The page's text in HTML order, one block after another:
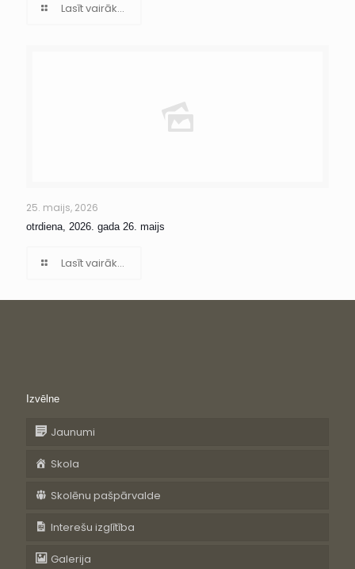
Lasīt vairāk...
25. maijs, 2026
otrdiena, 2026. gada 26. maijs
Lasīt vairāk...
Izvēlne
Jaunumi
Skola
Skolēnu pašpārvalde
Interešu izglītība
Galerija